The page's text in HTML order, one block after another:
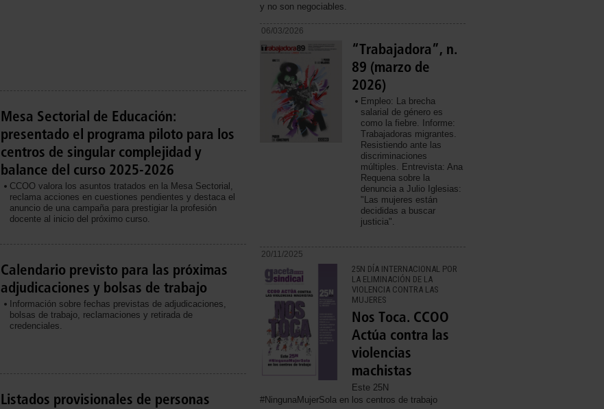
Mesa Sectorial de Educación:
presentado el programa piloto para los
centros de singular complejidad y
balance del curso 2025-2026
CCOO valora los asuntos tratados en la Mesa Sectorial,
reclama acciones en cuestiones pendientes y destaca el
anuncio de una campaña para prestigiar la profesión
docente al inicio del próximo curso.
Calendario previsto para las próximas
adjudicaciones y bolsas de trabajo
Información sobre fechas previstas de adjudicaciones,
bolsas de trabajo, reclamaciones y retirada de
credenciales.
Listados provisionales de personas
y no son negociables.
06/03/2026
“Trabajadora”, n.
89 (marzo de
2026)
Empleo: La brecha
salarial de género es
como la fiebre. Informe:
Trabajadoras migrantes.
Resistiendo ante las
discriminaciones
múltiples. Entrevista: Ana
Requena sobre la
denuncia a Julio Iglesias:
"Las mujeres están
decididas a buscar
justicia".
20/11/2025
25N DÍA INTERNACIONAL POR
LA ELIMINACIÓN DE LA
VIOLENCIA CONTRA LAS
MUJERES
Nos Toca. CCOO
Actúa contra las
violencias
machistas
Este 25N
#NingunaMujerSola en los centros de trabajo